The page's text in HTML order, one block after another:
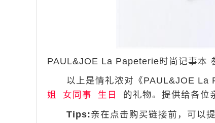
PAUL&JOE La Papeterie时尚记事本
以上是情礼浓对《PAUL&JOE La
姐
女同事 生日
的礼物。提供给各位
Tips:亲在点击购买链接前，可以